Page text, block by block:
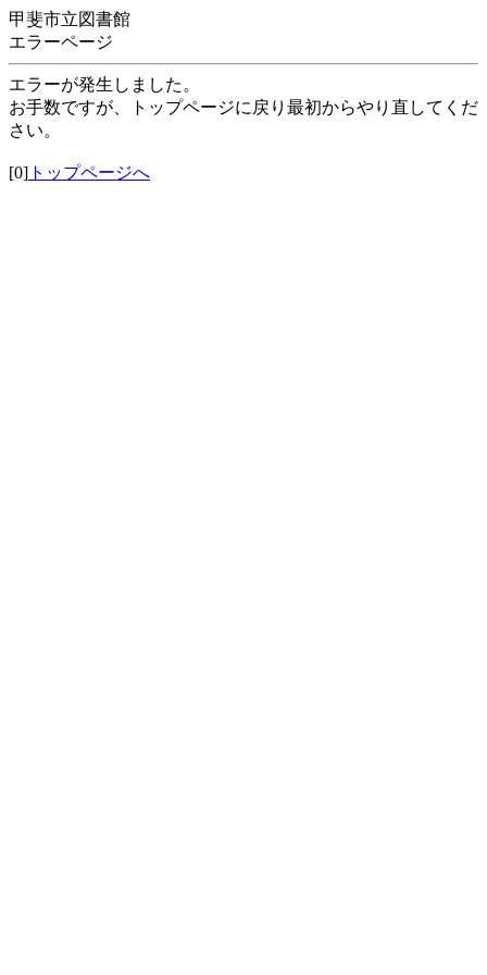
甲斐市立図書館
エラーページ
エラーが発生しました。
お手数ですが、トップページに戻り最初からやり直してくだ
さい。
[0] トップページへ